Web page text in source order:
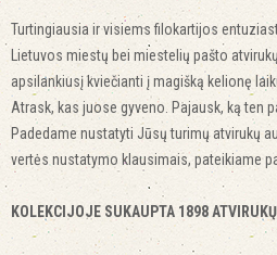
Turtingiausia ir visiems filokartijos
Lietuvos miestų bei miestelių pašto
apsilankiusį kviečianti į magišką kelionę
Atrask, kas juose gyveno. Pajausk, ką ten
Padedame nustatyti Jūsų turimų atvirukų
vertės nustatymo klausimais, pateikiame
KOLEKCIJOJE SUKAUPTA 1898 ATVIRUKŲ